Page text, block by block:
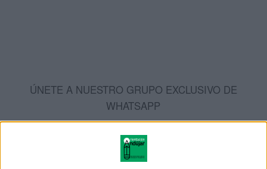
ÚNETE A NUESTRO GRUPO EXCLUSIVO DE
WHATSAPP